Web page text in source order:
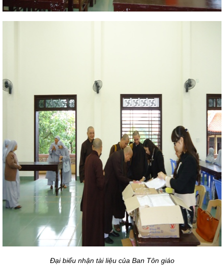
Đại biểu nhận tài liệu của Ban Tôn giáo